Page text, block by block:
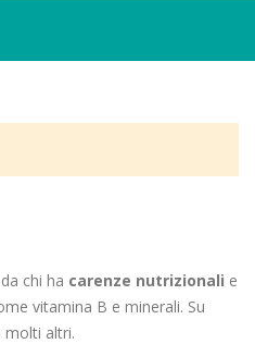
chi ha carenze nutrizionali e
vitamina B e minerali. Su
molti altri.